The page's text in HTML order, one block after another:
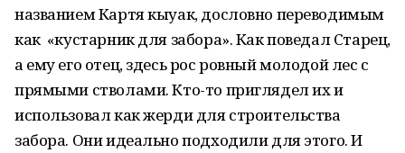
названием Картя кыуак, дословно переводимым
как «кустарник для забора». Как поведал Старец,
а ему его отец, здесь рос ровный молодой лес с
прямыми стволами. Кто-то приглядел их и
использовал как жерди для строительства
забора. Они идеально подходили для этого. И